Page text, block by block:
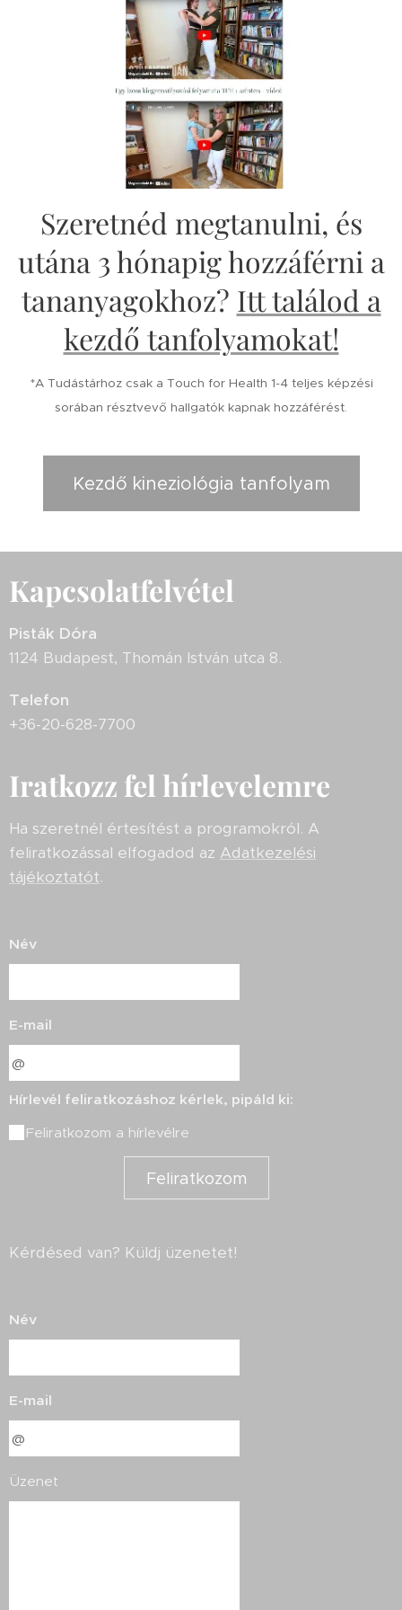
Szeretnéd megtanulni, és
utána 3 hónapig hozzáférni a
tananyagokhoz? Itt találod a
kezdő tanfolyamokat!
*A Tudástárhoz csak a Touch for Health 1-4 teljes képzési
sorában résztvevő hallgatók kapnak hozzáférést.
Kezdő kineziológia tanfolyam
Kapcsolatfelvétel
Pisták Dóra
1124 Budapest, Thomán István utca 8.
Telefon
+36-20-628-7700
Iratkozz fel hírlevelemre
Ha szeretnél értesítést a programokról. A
feliratkozással elfogadod az Adatkezelési
tájékoztatót.
Név
E-mail
Hírlevél feliratkozáshoz kérlek, pipáld ki:
Feliratkozom a hírlevélre
Feliratkozom
Kérdésed van? Küldj üzenetet!
Név
E-mail
Üzenet